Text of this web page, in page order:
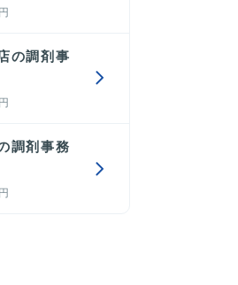
の調剤事
調剤事務